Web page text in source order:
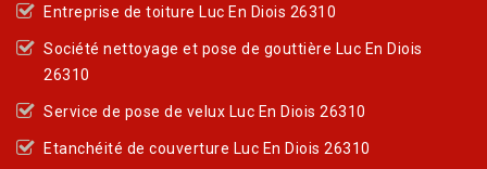
Entreprise de toiture Luc En Diois 26310
Société nettoyage et pose de gouttière Luc En Diois
26310
Service de pose de velux Luc En Diois 26310
Etanchéité de couverture Luc En Diois 26310